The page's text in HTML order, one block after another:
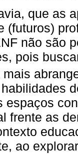
que as
(futuros)
não são
pois
espaços
frente as
ao